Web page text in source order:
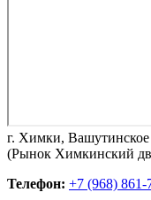
г. Химки,
(Рынок Химкинский
Телефон: +7 (968) 861-